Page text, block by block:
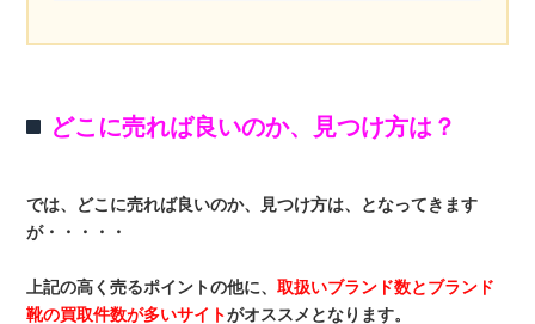
どこに売れば良いのか、見つけ方は？
では、どこに売れば良いのか、見つけ方は、となってきます
が・・・・・
上記の高く売るポイントの他に、取扱いブランド数とブランド
靴の買取件数が多いサイトがオススメとなります。